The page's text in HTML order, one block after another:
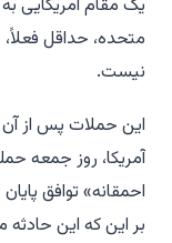
متحده، حداقل
نیست.
این حملات پس از
آمریکا، روز جمعه
احمقانه» توافق
بر این که این